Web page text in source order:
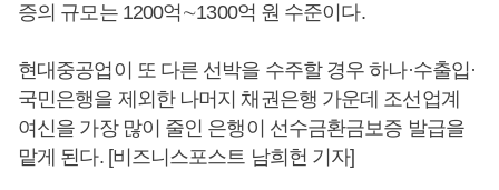
증의 규모는 1200억∼1300억 원 수준이다.
현대중공업이 또 다른 선박을 수주할 경우 하나·수출입·
국민은행을 제외한 나머지 채권은행 가운데 조선업계
여신을 가장 많이 줄인 은행이 선수금환금보증 발급을
맡게 된다. [비즈니스포스트 남희헌 기자]